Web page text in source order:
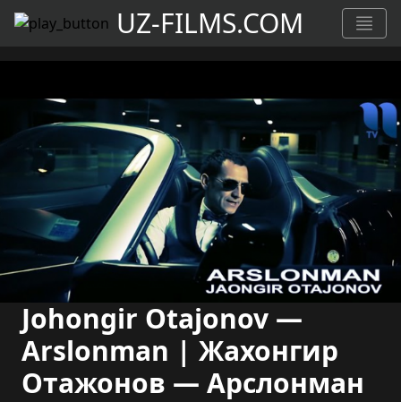
UZ-FILMS.COM
Johongir Otajonov —
Arslonman | Жахонгир
Отажонов — Арслонман